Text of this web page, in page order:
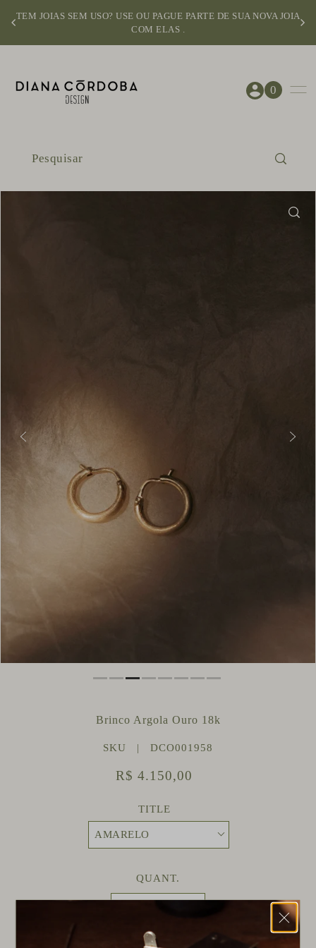
TEM JOIAS SEM USO? USE OU PAGUE PARTE DE SUA NOVA JOIA
COM ELAS .
0
Brinco Argola Ouro 18k
SKU | DCO001958
R$ 4.150,00
TITLE
QUANT.